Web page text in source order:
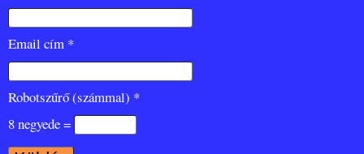
Email cím *
Robotszűrő (számmal) *
8 negyede =